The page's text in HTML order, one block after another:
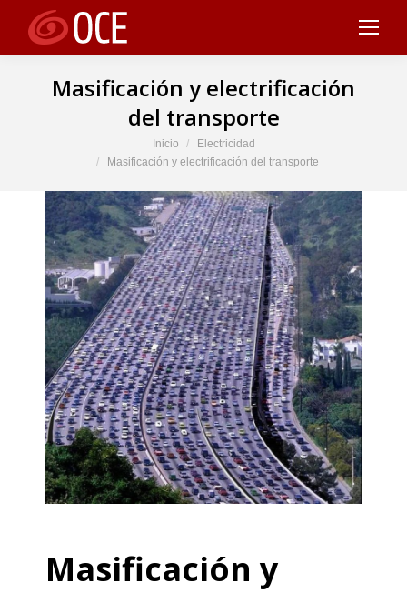
Masificación y electrificación
del transporte
Inicio
Electricidad
Masificación y electrificación del transporte
Masificación y